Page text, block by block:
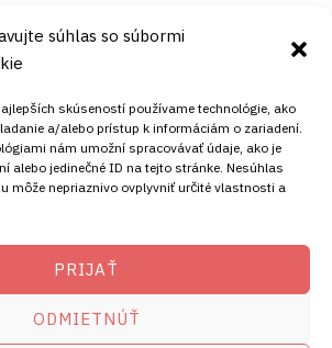
súhlas so súbormi
skúseností používame technológie, ako
a/alebo prístup k informáciám o zariadení.
nám umožní spracovávať údaje, ako je
alebo jedinečné ID na tejto stránke. Nesúhlas
môže nepriaznivo ovplyvniť určité vlastnosti a
PRIJAŤ
ODMIETNÚŤ
49